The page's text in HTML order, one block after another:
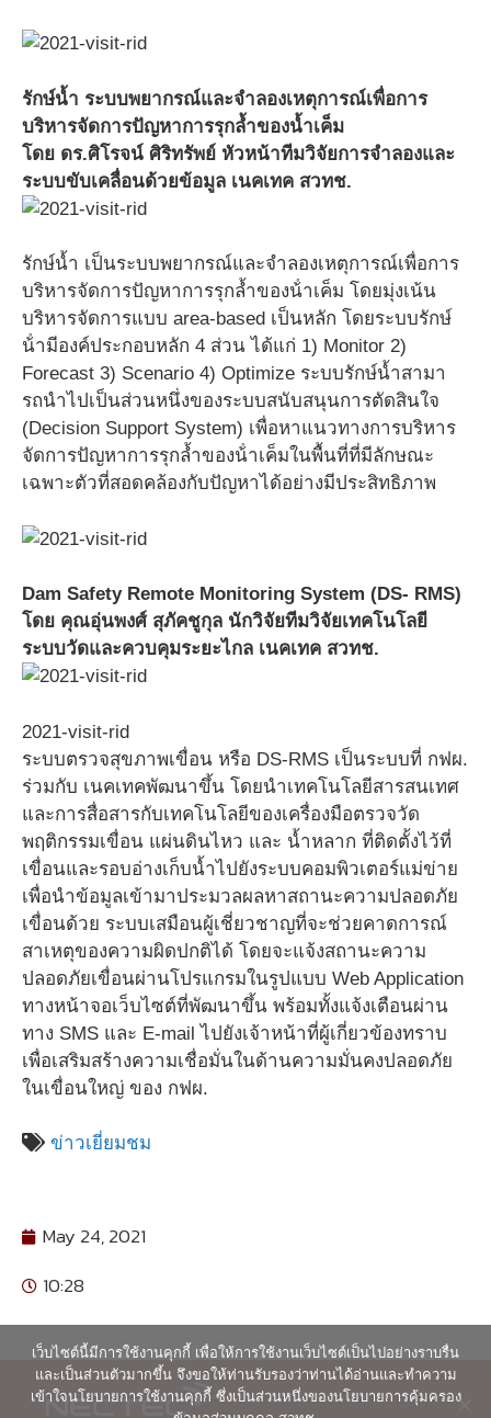
รักษ์น้ำ ระบบพยากรณ์และจําลองเหตุการณ์เพื่อการ
บริหารจัดการปัญหาการรุกล้ำของน้ำเค็ม
โดย ดร.ศิโรจน์ ศิริทรัพย์ หัวหน้าทีมวิจัยการจำลองและ
ระบบขับเคลื่อนด้วยข้อมูล เนคเทค สวทช.
รักษ์น้ำ เป็นระบบพยากรณ์และจําลองเหตุการณ์เพื่อการ
บริหารจัดการปัญหาการรุกล้ำของน้ําเค็ม โดยมุ่งเน้น
บริหารจัดการแบบ area-based เป็นหลัก โดยระบบรักษ์
น้ํามีองค์ประกอบหลัก 4 ส่วน ได้แก่ 1) Monitor 2)
Forecast 3) Scenario 4) Optimize ระบบรักษ์น้ำสามา
รถนําไปเป็นส่วนหนึ่งของระบบสนับสนุนการตัดสินใจ
(Decision Support System) เพื่อหาแนวทางการบริหาร
จัดการปัญหาการรุกล้ำของน้ําเค็มในพื้นที่ที่มีลักษณะ
เฉพาะตัวที่สอดคล้องกับปัญหาได้อย่างมีประสิทธิภาพ
Dam Safety Remote Monitoring System (DS- RMS)
โดย คุณอุ่นพงศ์ สุภัคชูกุล นักวิจัยทีมวิจัยเทคโนโลยี
ระบบวัดและควบคุมระยะไกล เนคเทค สวทช.
2021-visit-rid
ระบบตรวจสุขภาพเขื่อน หรือ DS-RMS เป็นระบบที่ กฟผ.
ร่วมกับ เนคเทคพัฒนาขึ้น โดยนำเทคโนโลยีสารสนเทศ
และการสื่อสารกับเทคโนโลยีของเครื่องมือตรวจวัด
พฤติกรรมเขื่อน แผ่นดินไหว และ น้ำหลาก ที่ติดตั้งไว้ที่
เขื่อนและรอบอ่างเก็บน้ำไปยังระบบคอมพิวเตอร์แม่ข่าย
เพื่อนำข้อมูลเข้ามาประมวลผลหาสถานะความปลอดภัย
เขื่อนด้วย ระบบเสมือนผู้เชี่ยวชาญที่จะช่วยคาดการณ์
สาเหตุของความผิดปกติได้ โดยจะแจ้งสถานะความ
ปลอดภัยเขื่อนผ่านโปรแกรมในรูปแบบ Web Application
ทางหน้าจอเว็บไซต์ที่พัฒนาขึ้น พร้อมทั้งแจ้งเตือนผ่าน
ทาง SMS และ E-mail ไปยังเจ้าหน้าที่ผู้เกี่ยวข้องทราบ
เพื่อเสริมสร้างความเชื่อมั่นในด้านความมั่นคงปลอดภัย
ในเขื่อนใหญ่ ของ กฟผ.
ข่าวเยี่ยมชม
May 24, 2021
10:28
เว็บไซต์นี้มีการใช้งานคุกกี้ เพื่อให้การใช้งานเว็บไซต์เป็นไปอย่างราบรื่น
และเป็นส่วนตัวมากขึ้น จึงขอให้ท่านรับรองว่าท่านได้อ่านและทำความ
เข้าใจนโยบายการใช้งานคุกกี้ ซึ่งเป็นส่วนหนึ่งของนโยบายการคุ้มครอง